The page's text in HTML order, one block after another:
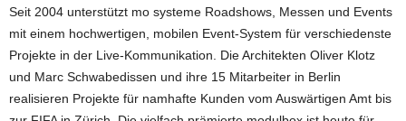
Seit 2004 unterstützt mo systeme Roadshows, Messen und Events
mit einem hochwertigen, mobilen Event-System für verschiedenste
Projekte in der Live-Kommunikation. Die Architekten Oliver Klotz
und Marc Schwabedissen und ihre 15 Mitarbeiter in Berlin
realisieren Projekte für namhafte Kunden vom Auswärtigen Amt bis